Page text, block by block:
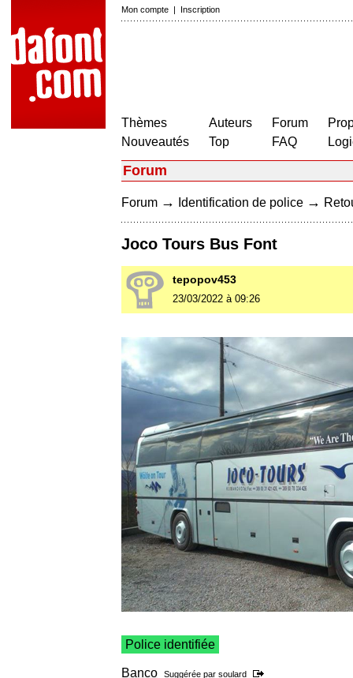
Mon compte | Inscription
Thèmes
Nouveautés
Auteurs
Top
Forum
FAQ
Forum
Forum → Identification de police →
Joco Tours Bus Font
tepopov453
23/03/2022 à 09:26
Police identifiée
Banco Suggérée par soulard